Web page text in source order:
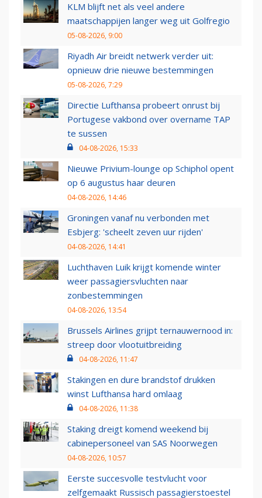
KLM blijft net als veel andere
maatschappijen langer weg uit Golfregio
05-08-2026, 9:00
Riyadh Air breidt netwerk verder uit:
opnieuw drie nieuwe bestemmingen
05-08-2026, 7:29
Directie Lufthansa probeert onrust bij
Portugese vakbond over overname TAP
te sussen
04-08-2026, 15:33
Nieuwe Privium-lounge op Schiphol opent
op 6 augustus haar deuren
04-08-2026, 14:46
Groningen vanaf nu verbonden met
Esbjerg: 'scheelt zeven uur rijden'
04-08-2026, 14:41
Luchthaven Luik krijgt komende winter
weer passagiersvluchten naar
zonbestemmingen
04-08-2026, 13:54
Brussels Airlines grijpt ternauwernood in:
streep door vlootuitbreiding
04-08-2026, 11:47
Stakingen en dure brandstof drukken
winst Lufthansa hard omlaag
04-08-2026, 11:38
Staking dreigt komend weekend bij
cabinepersoneel van SAS Noorwegen
04-08-2026, 10:57
Eerste succesvolle testvlucht voor
zelfgemaakt Russisch passagierstoestel